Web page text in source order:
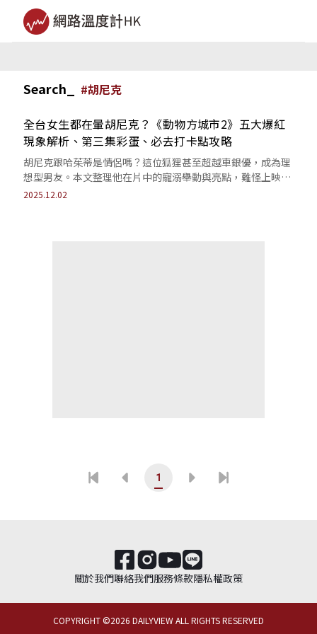
Search_ #胡尼克
全台女生都在暈胡尼克？《動物方城市2》五大爆紅
現象解析、第三集彩蛋、必去打卡點攻略
胡尼克跟哈茱蒂是情侶嗎？這位狐狸甚至超越車銀優，成為理
想型男友。本文整理他在片中的寵溺舉動與亮點，難怪上映不
到一週聲量就突破2.8萬筆。
2025.12.02
1
關於我們聯絡我們服務條款隱私權政策
COPYRIGHT ©2026 DAILYVIEW ALL RIGHTS RESERVED